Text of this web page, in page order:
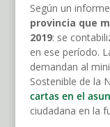
Según un
provincia que
2019: se
en ese período.
demandan al
Sostenible de la
cartas en el
ciudadana en la